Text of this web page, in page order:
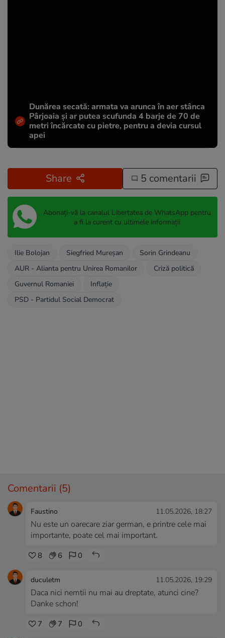
Dunărea secată: armata va arunca în aer stânca
Pârjoaia și ar putea scufunda 4 barje de 70 de
metri încărcate cu pietre, pentru a devia cursul
apei
Share 5 comentarii
Abonați-vă la canalul Libertatea de WhatsApp pentru
a fi la curent cu ultimele informații
Ilie Bolojan Siegfried Mureșan
Sorin Grindeanu
AUR - Alianta pentru Unirea Romanilor
Criză politică
Guvernul Romaniei
Inflație
PSD - Partidul Social Democrat
Comentarii (5)
Faustino 11.05.2026, 18:27
Nu este un oarecare ziar german, e printre cele mai
importante, poate cel mai important.
8 6 0
duculetm 11.05.2026, 19:29
Daca nici nemtii nu mai au dreptate, atunci cine?
Danke schon!
7 7 0